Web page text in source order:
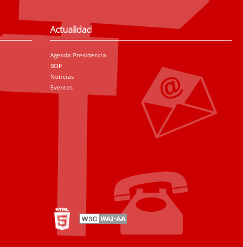
Actualidad
Agenda Presidencia
BOP
Noticias
Eventos